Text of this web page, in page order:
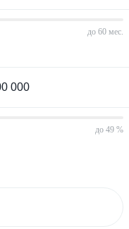
до 60 мес.
до 49 %